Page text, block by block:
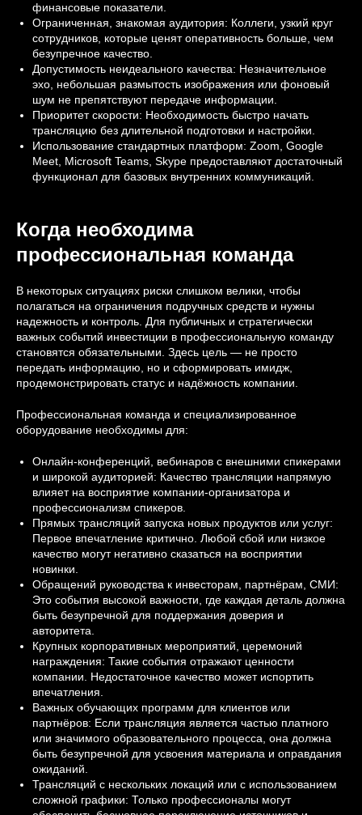
финансовые показатели.
Ограниченная, знакомая аудитория: Коллеги, узкий круг
сотрудников, которые ценят оперативность больше, чем
безупречное качество.
Допустимость неидеального качества: Незначительное
эхо, небольшая размытость изображения или фоновый
шум не препятствуют передаче информации.
Приоритет скорости: Необходимость быстро начать
трансляцию без длительной подготовки и настройки.
Использование стандартных платформ: Zoom, Google
Meet, Microsoft Teams, Skype предоставляют достаточный
функционал для базовых внутренних коммуникаций.
Когда необходима
профессиональная команда
В некоторых ситуациях риски слишком велики, чтобы
полагаться на ограничения подручных средств и нужны
надежность и контроль. Для публичных и стратегически
важных событий инвестиции в профессиональную команду
становятся обязательными. Здесь цель — не просто
передать информацию, но и сформировать имидж,
продемонстрировать статус и надёжность компании.
Профессиональная команда и специализированное
оборудование необходимы для:
Онлайн-конференций, вебинаров с внешними спикерами
и широкой аудиторией: Качество трансляции напрямую
влияет на восприятие компании-организатора и
профессионализм спикеров.
Прямых трансляций запуска новых продуктов или услуг:
Первое впечатление критично. Любой сбой или низкое
качество могут негативно сказаться на восприятии
новинки.
Обращений руководства к инвесторам, партнёрам, СМИ:
Это события высокой важности, где каждая деталь должна
быть безупречной для поддержания доверия и
авторитета.
Крупных корпоративных мероприятий, церемоний
награждения: Такие события отражают ценности
компании. Недостаточное качество может испортить
впечатления.
Важных обучающих программ для клиентов или
партнёров: Если трансляция является частью платного
или значимого образовательного процесса, она должна
быть безупречной для усвоения материала и оправдания
ожиданий.
Трансляций с нескольких локаций или с использованием
сложной графики: Только профессионалы могут